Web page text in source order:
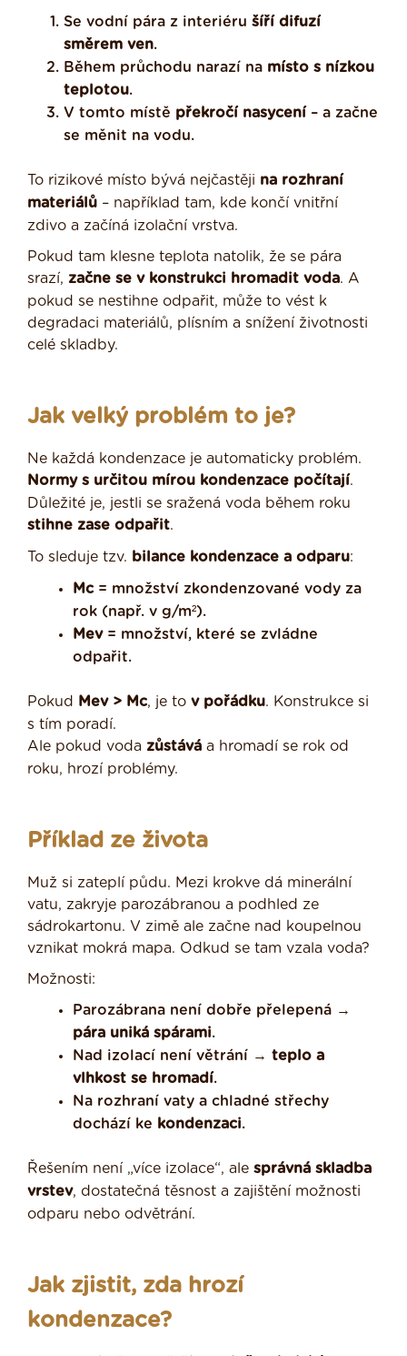
Se vodní pára z interiéru šíří difuzí
směrem ven.
Během průchodu narazí na místo s nízkou
teplotou.
V tomto místě překročí nasycení – a začne
se měnit na vodu.
To rizikové místo bývá nejčastěji na rozhraní
materiálů – například tam, kde končí vnitřní
zdivo a začíná izolační vrstva.
Pokud tam klesne teplota natolik, že se pára
srazí, začne se v konstrukci hromadit voda. A
pokud se nestihne odpařit, může to vést k
degradaci materiálů, plísním a snížení životnosti
celé skladby.
Jak velký problém to je?
Ne každá kondenzace je automaticky problém.
Normy s určitou mírou kondenzace počítají.
Důležité je, jestli se sražená voda během roku
stihne zase odpařit.
To sleduje tzv. bilance kondenzace a odparu:
Mc = množství zkondenzované vody za
rok (např. v g/m²).
Mev= množství, které se zvládne
odpařit.
Pokud Mev > Mc, je to v pořádku. Konstrukce si
s tím poradí.
Ale pokud voda zůstává a hromadí se rok od
roku, hrozí problémy.
Příklad ze života
Muž si zateplí půdu. Mezi krokve dá minerální
vatu, zakryje parozábranou a podhled ze
sádrokartonu. V zimě ale začne nad koupelnou
vznikat mokrá mapa. Odkud se tam vzala voda?
Možnosti:
Parozábrana není dobře přelepená →
pára uniká spárami.
Nad izolací není větrání → teplo a
vlhkost se hromadí.
Na rozhraní vaty a chladné střechy
dochází ke kondenzaci.
Řešením není „více izolace“, ale správná skladba
vrstev, dostatečná těsnost a zajištění možnosti
odparu nebo odvětrání.
Jak zjistit, zda hrozí
kondenzace?